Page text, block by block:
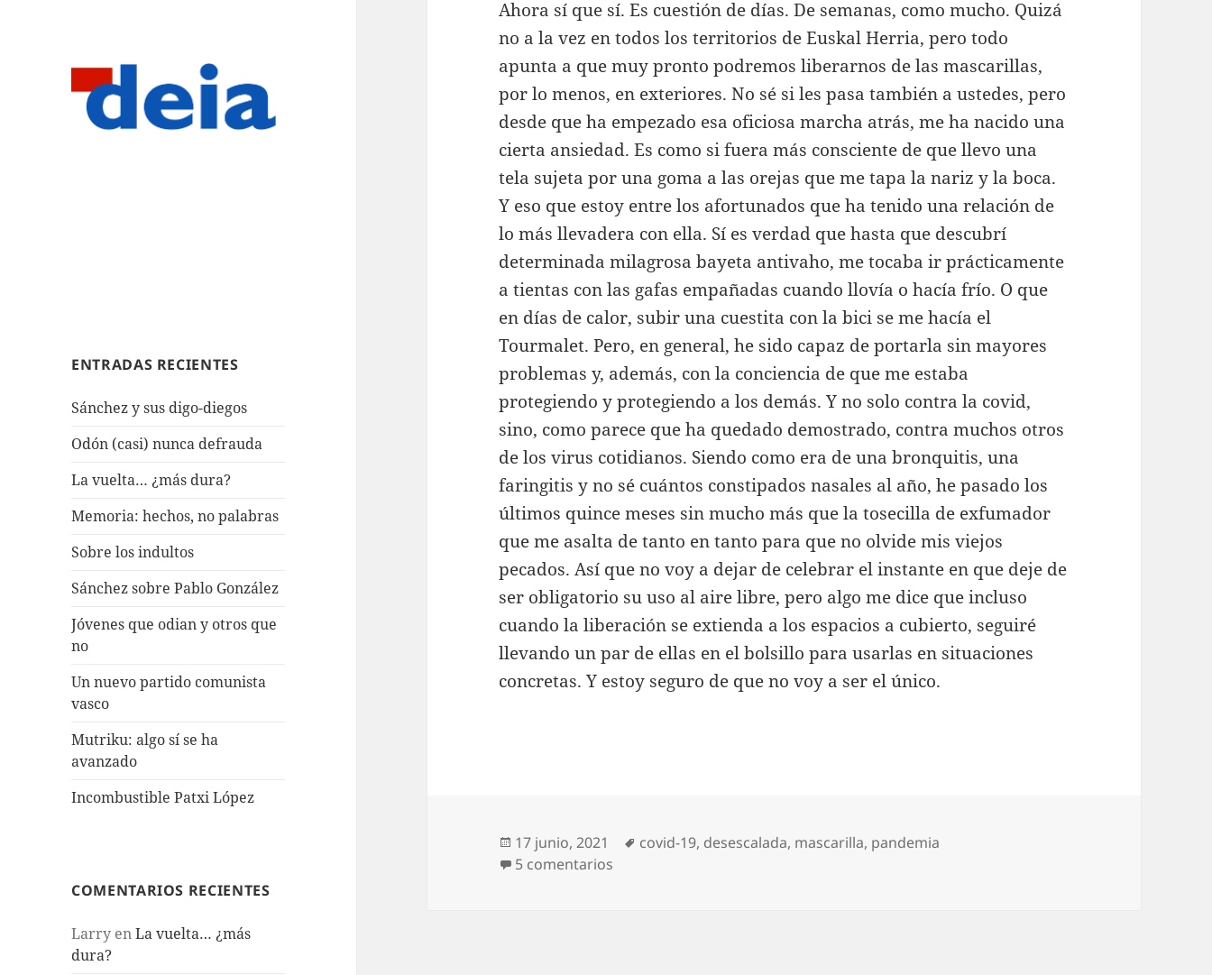
ENTRADAS RECIENTES
Sánchez y sus digo-diegos
Odón (casi) nunca defrauda
La vuelta… ¿más dura?
Memoria: hechos, no palabras
Sobre los indultos
Sánchez sobre Pablo González
Jóvenes que odian y otros que
no
Un nuevo partido comunista
vasco
Mutriku: algo sí se ha
avanzado
Incombustible Patxi López
COMENTARIOS RECIENTES
Larry enLa vuelta… ¿más
dura?
Ahora sí que sí. Es cuestión de días. De semanas, como mucho. Quizá
no a la vez en todos los territorios de Euskal Herria, pero todo
apunta a que muy pronto podremos liberarnos de las mascarillas,
por lo menos, en exteriores. No sé si les pasa también a ustedes, pero
desde que ha empezado esa oficiosa marcha atrás, me ha nacido una
cierta ansiedad. Es como si fuera más consciente de que llevo una
tela sujeta por una goma a las orejas que me tapa la nariz y la boca.
Y eso que estoy entre los afortunados que ha tenido una relación de
lo más llevadera con ella. Sí es verdad que hasta que descubrí
determinada milagrosa bayeta antivaho, me tocaba ir prácticamente
a tientas con las gafas empañadas cuando llovía o hacía frío. O que
en días de calor, subir una cuestita con la bici se me hacía el
Tourmalet. Pero, en general, he sido capaz de portarla sin mayores
problemas y, además, con la conciencia de que me estaba
protegiendo y protegiendo a los demás. Y no solo contra la covid,
sino, como parece que ha quedado demostrado, contra muchos otros
de los virus cotidianos. Siendo como era de una bronquitis, una
faringitis y no sé cuántos constipados nasales al año, he pasado los
últimos quince meses sin mucho más que la tosecilla de exfumador
que me asalta de tanto en tanto para que no olvide mis viejos
pecados. Así que no voy a dejar de celebrar el instante en que deje de
ser obligatorio su uso al aire libre, pero algo me dice que incluso
cuando la liberación se extienda a los espacios a cubierto, seguiré
llevando un par de ellas en el bolsillo para usarlas en situaciones
concretas. Y estoy seguro de que no voy a ser el único.
Publicado
el
17 junio, 2021 Etiquetas
covid-19, desescalada, mascarilla, pandemia
5 comentarios